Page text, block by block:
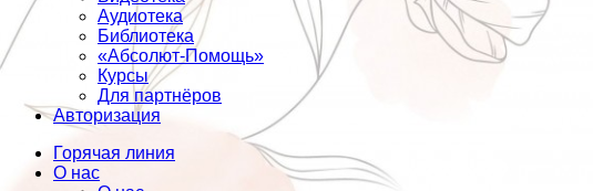
Аудиотека
Библиотека
«Абсолют-Помощь»
Курсы
Для партнёров
Авторизация
Горячая линия
О нас